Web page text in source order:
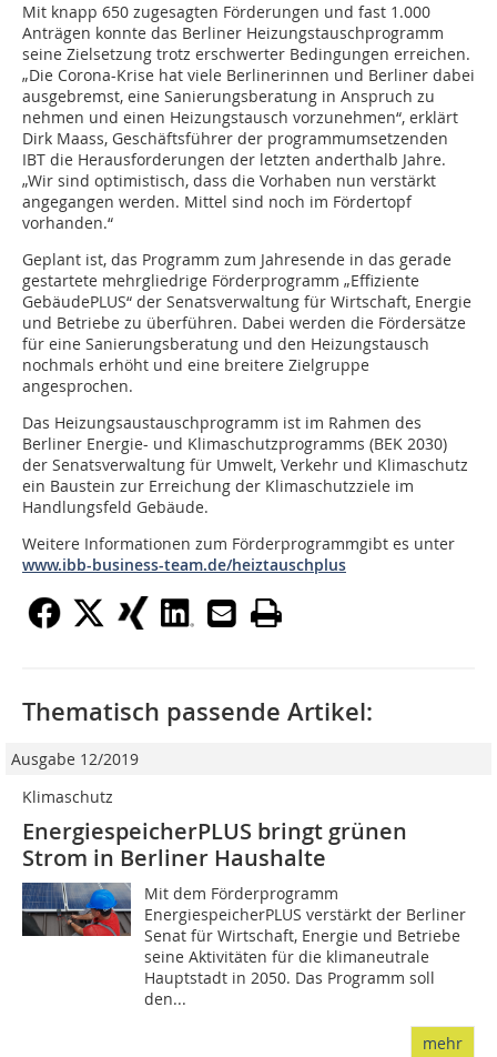
Mit knapp 650 zugesagten Förderungen und fast 1.000
Anträgen konnte das Berliner Heizungstauschprogramm
seine Zielsetzung trotz erschwerter Bedingungen erreichen.
„Die Corona-Krise hat viele Berlinerinnen und Berliner dabei
ausgebremst, eine Sanierungsberatung in Anspruch zu
nehmen und einen Heizungstausch vorzunehmen“, erklärt
Dirk Maass, Geschäftsführer der programmumsetzenden
IBT die Herausforderungen der letzten anderthalb Jahre.
„Wir sind optimistisch, dass die Vorhaben nun verstärkt
angegangen werden. Mittel sind noch im Fördertopf
vorhanden.“
Geplant ist, das Programm zum Jahresende in das gerade
gestartete mehrgliedrige Förderprogramm „Effiziente
GebäudePLUS“ der Senatsverwaltung für Wirtschaft, Energie
und Betriebe zu überführen. Dabei werden die Fördersätze
für eine Sanierungsberatung und den Heizungstausch
nochmals erhöht und eine breitere Zielgruppe
angesprochen.
Das Heizungsaustauschprogramm ist im Rahmen des
Berliner Energie- und Klimaschutzprogramms (BEK 2030)
der Senatsverwaltung für Umwelt, Verkehr und Klimaschutz
ein Baustein zur Erreichung der Klimaschutzziele im
Handlungsfeld Gebäude.
Weitere Informationen zum Förderprogrammgibt es unter
www.ibb-business-team.de/heiztauschplus
Thematisch passende Artikel:
Ausgabe 12/2019
Klimaschutz
EnergiespeicherPLUS bringt grünen
Strom in Berliner Haushalte
Mit dem Förderprogramm
EnergiespeicherPLUS verstärkt der Berliner
Senat für Wirtschaft, Energie und Betriebe
seine Aktivitäten für die klimaneutrale
Hauptstadt in 2050. Das Programm soll
den...
mehr